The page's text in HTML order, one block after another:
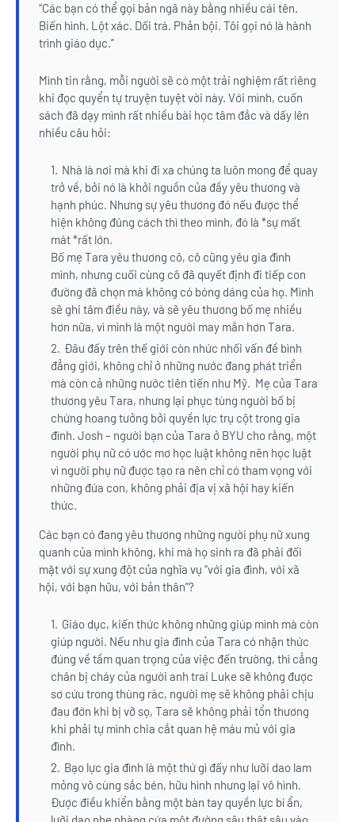
“Các bạn có thể gọi bản ngã này bằng nhiều cái tên.
Biến hình. Lột xác. Dối trá. Phản bội. Tôi gọi nó là hành
trình giáo dục.”
Mình tin rằng, mỗi người sẽ có một trải nghiệm rất riêng
khi đọc quyển tự truyện tuyệt vời này. Với mình, cuốn
sách đã dạy mình rất nhiều bài học tâm đắc và dấy lên
nhiều câu hỏi:
Nhà là nơi mà khi đi xa chúng ta luôn mong để quay
trở về, bởi nó là khởi nguồn của đầy yêu thương và
hạnh phúc. Nhưng sự yêu thương đó nếu được thể
hiện không đúng cách thì theo mình, đó là *sự mất
mát *rất lớn.
Bố mẹ Tara yêu thương cô, cô cũng yêu gia đình
mình, nhưng cuối cùng cô đã quyết định đi tiếp con
đường đã chọn mà không có bóng dáng của họ. Mình
sẽ ghi tâm điều này, và sẽ yêu thương bố mẹ nhiều
hơn nữa, vì mình là một người may mắn hơn Tara.
Đâu đấy trên thế giới còn nhức nhối vấn đề bình
đẳng giới, không chỉ ở những nước đang phát triển
mà còn cả những nước tiên tiến như Mỹ. Mẹ của Tara
thương yêu Tara, nhưng lại phục tùng người bố bị
chứng hoang tưởng bởi quyền lực trụ cột trong gia
đình. Josh – người bạn của Tara ở BYU cho rằng, một
người phụ nữ có ước mơ học luật không nên học luật
vì người phụ nữ được tạo ra nên chỉ có tham vọng với
những đứa con, không phải địa vị xã hội hay kiến
thức.
Các bạn có đang yêu thương những người phụ nữ xung
quanh của mình không, khi mà họ sinh ra đã phải đối
mặt với sự xung đột của nghĩa vụ “với gia đình, với xã
hội, với bạn hữu, với bản thân”?
Giáo dục, kiến thức không những giúp mình mà còn
giúp người. Nếu như gia đình của Tara có nhận thức
đúng về tầm quan trọng của việc đến trường, thì cẳng
chân bị cháy của người anh trai Luke sẽ không được
sơ cứu trong thùng rác, người mẹ sẽ không phải chịu
đau đớn khi bị vỡ sọ, Tara sẽ không phải tổn thương
khi phải tự mình chia cắt quan hệ máu mủ với gia
đình.
Bạo lực gia đình là một thứ gì đấy như lưỡi dao lam
mỏng vô cùng sắc bén, hữu hình nhưng lại vô hình.
Được điều khiển bằng một bàn tay quyền lực bí ẩn,